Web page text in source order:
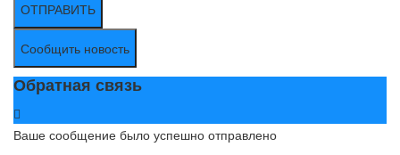
ОТПРАВИТЬ
Сообщить новость
Обратная связь
Ваше сообщение было успешно отправлено